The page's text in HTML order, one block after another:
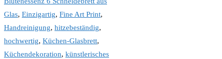
Glas, Einzigartig, Fine Art Print,
Handreinigung, hitzebeständig,
hochwertig, Küchen-Glasbrett,
Küchendekoration, künstlerisches